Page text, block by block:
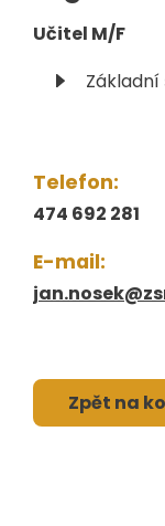
Telefon:
474 692 281
E-mail:
Učitel M/F
Základní
Zpět na